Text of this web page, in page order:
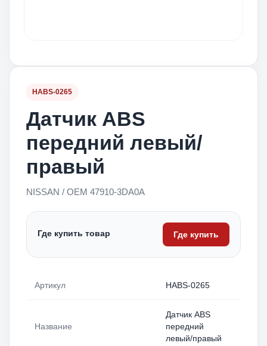
HABS-0265
Датчик ABS
передний левый/
правый
NISSAN / OEM 47910-3DA0A
Где купить товар Где купить
Артикул HABS-0265
Название
Датчик ABS
передний
левый/правый